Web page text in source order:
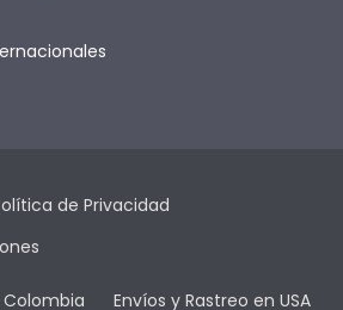
de Privacidad
Colombia Envíos y Rastreo en USA